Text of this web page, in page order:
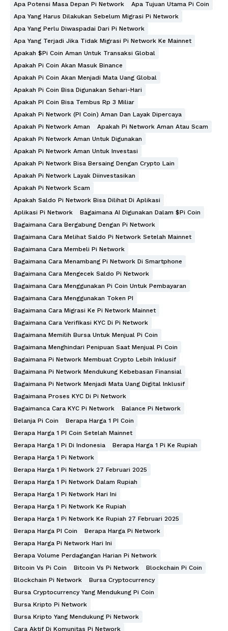
Apa Potensi Masa Depan Pi Network
Apa Tujuan Utama Pi Coin
Apa Yang Harus Dilakukan Sebelum Migrasi Pi Network
Apa Yang Perlu Diwaspadai Dari Pi Network
Apa Yang Terjadi Jika Tidak Migrasi Pi Network Ke Mainnet
Apakah $Pi Coin Aman Untuk Transaksi Global
Apakah Pi Coin Akan Masuk Binance
Apakah Pi Coin Akan Menjadi Mata Uang Global
Apakah Pi Coin Bisa Digunakan Sehari-Hari
Apakah PI Coin Bisa Tembus Rp 3 Miliar
Apakah Pi Network (PI Coin) Aman Dan Layak Dipercaya
Apakah Pi Network Aman
Apakah Pi Network Aman Atau Scam
Apakah Pi Network Aman Untuk Digunakan
Apakah Pi Network Aman Untuk Investasi
Apakah Pi Network Bisa Bersaing Dengan Crypto Lain
Apakah Pi Network Layak Diinvestasikan
Apakah Pi Network Scam
Apakah Saldo Pi Network Bisa Dilihat Di Aplikasi
Aplikasi Pi Network
Bagaimana AI Digunakan Dalam $Pi Coin
Bagaimana Cara Bergabung Dengan Pi Network
Bagaimana Cara Melihat Saldo Pi Network Setelah Mainnet
Bagaimana Cara Membeli Pi Network
Bagaimana Cara Menambang Pi Network Di Smartphone
Bagaimana Cara Mengecek Saldo Pi Network
Bagaimana Cara Menggunakan Pi Coin Untuk Pembayaran
Bagaimana Cara Menggunakan Token PI
Bagaimana Cara Migrasi Ke Pi Network Mainnet
Bagaimana Cara Verifikasi KYC Di Pi Network
Bagaimana Memilih Bursa Untuk Menjual Pi Coin
Bagaimana Menghindari Penipuan Saat Menjual Pi Coin
Bagaimana Pi Network Membuat Crypto Lebih Inklusif
Bagaimana Pi Network Mendukung Kebebasan Finansial
Bagaimana Pi Network Menjadi Mata Uang Digital Inklusif
Bagaimana Proses KYC Di Pi Network
Bagaimanca Cara KYC Pi Network
Balance Pi Network
Belanja Pi Coin
Berapa Harga 1 PI Coin
Berapa Harga 1 PI Coin Setelah Mainnet
Berapa Harga 1 Pi Di Indonesia
Berapa Harga 1 Pi Ke Rupiah
Berapa Harga 1 Pi Network
Berapa Harga 1 Pi Network 27 Februari 2025
Berapa Harga 1 Pi Network Dalam Rupiah
Berapa Harga 1 Pi Network Hari Ini
Berapa Harga 1 Pi Network Ke Rupiah
Berapa Harga 1 Pi Network Ke Rupiah 27 Februari 2025
Berapa Harga PI Coin
Berapa Harga Pi Network
Berapa Harga Pi Network Hari Ini
Berapa Volume Perdagangan Harian Pi Network
Bitcoin Vs Pi Coin
Bitcoin Vs Pi Network
Blockchain Pi Coin
Blockchain Pi Network
Bursa Cryptocurrency
Bursa Cryptocurrency Yang Mendukung Pi Coin
Bursa Kripto Pi Network
Bursa Kripto Yang Mendukung Pi Network
Cara Aktif Di Komunitas Pi Network